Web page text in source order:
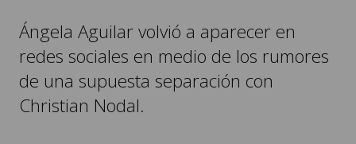
Ángela Aguilar volvió a aparecer en
redes sociales en medio de los rumores
de una supuesta separación con
Christian Nodal.